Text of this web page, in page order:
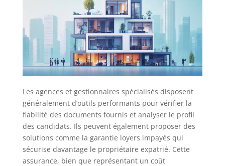
Les agences et gestionnaires spécialisés disposent
généralement d’outils performants pour vérifier la
fiabilité des documents fournis et analyser le profil
des candidats. Ils peuvent également proposer des
solutions comme la garantie loyers impayés qui
sécurise davantage le propriétaire expatrié. Cette
assurance, bien que représentant un coût